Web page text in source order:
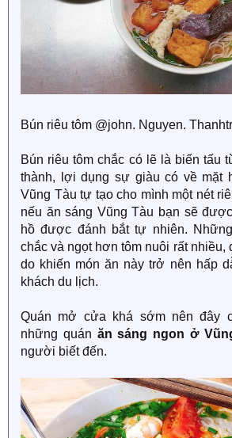
Bún riêu tôm @john. Nguyen.
Bún riêu tôm chắc có lẽ là biến tấu
thành, lợi dụng sự giàu có về mặt
Vũng Tàu tự tạo cho mình một nét
nếu ăn sáng Vũng Tàu bạn sẽ
hồ được đánh bắt tự nhiên.
chắc và ngọt hơn tôm nuôi rất nhiều,
do khiến món ăn này trở nên hấp
khách du lịch.
Quán mở cửa khá sớm nên đây
những quán ăn sáng ngon ở
người biết đến.